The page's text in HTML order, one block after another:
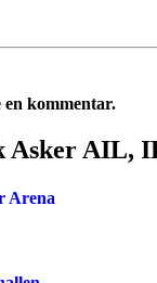
kommentar.
Asker AIL,
Arena